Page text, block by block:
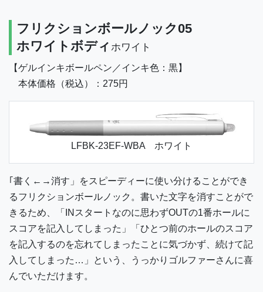
フリクションボールノック05
ホワイトボディ ホワイト
【ゲルインキボールペン／インキ色：黒】
本体価格（税込）：275円
LFBK-23EF-WBA ホワイト
｢書く←→消す」をスピーディーに使い分けることができ
るフリクションボールノック。書いた文字を消すことがで
きるため、「INスタートなのに思わずOUTの1番ホールに
スコアを記入してしまった」「ひとつ前のホールのスコア
を記入するのを忘れてしまったことに気づかず、続けて記
入してしまった…」という、うっかりゴルファーさんに喜
んでいただけます。